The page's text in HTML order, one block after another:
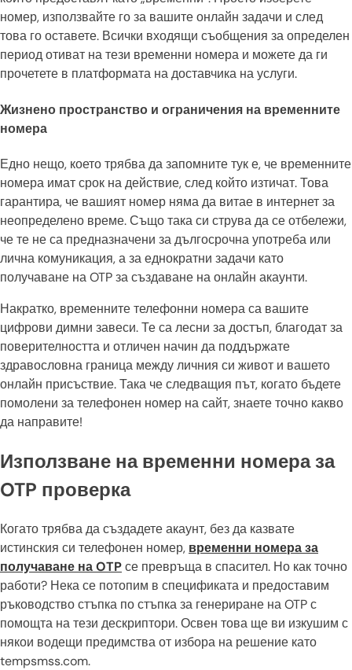
номер, използвайте го за вашите онлайн задачи и след
това го оставете. Всички входящи съобщения за определен
период отиват на тези временни номера и можете да ги
прочетете в платформата на доставчика на услуги.
Жизнено пространство и ограничения на временните
номера
Едно нещо, което трябва да запомните тук е, че временните
номера имат срок на действие, след който изтичат. Това
гарантира, че вашият номер няма да витае в интернет за
неопределено време. Също така си струва да се отбележи,
че те не са предназначени за дългосрочна употреба или
лична комуникация, а за еднократни задачи като
получаване на OTP за създаване на онлайн акаунти.
Накратко, временните телефонни номера са вашите
цифрови димни завеси. Те са лесни за достъп, благодат за
поверителността и отличен начин да поддържате
здравословна граница между личния си живот и вашето
онлайн присъствие. Така че следващия път, когато бъдете
помолени за телефонен номер на сайт, знаете точно какво
да направите!
Използване на временни номера за
OTP проверка
Когато трябва да създадете акаунт, без да казвате
истинския си телефонен номер, временни номера за
получаване на OTPсе превръща в спасител. Но как точно
работи? Нека се потопим в спецификата и предоставим
ръководство стъпка по стъпка за генериране на OTP с
помощта на тези дескриптори. Освен това ще ви изкушим с
някои водещи предимства от избора на решение като
tempsmss.com.